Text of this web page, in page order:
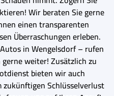
Wir beraten Sie gerne
einen transparenten
Überraschungen erleben.
in Wengelsdorf – rufen
weiter! Zusätzlich zu
bieten wir auch
Schlüsselverlust